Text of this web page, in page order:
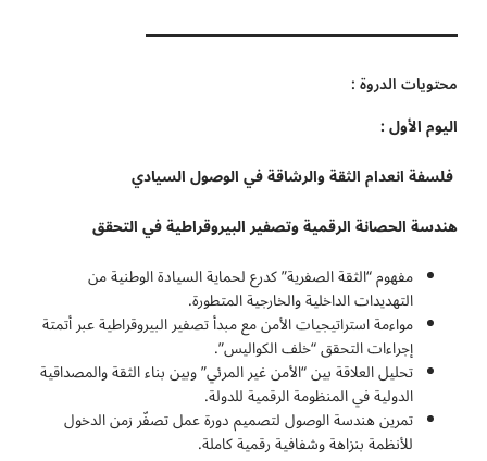
محتويات الدروة :
اليوم الأول :
فلسفة انعدام الثقة والرشاقة في الوصول السيادي
هندسة الحصانة الرقمية وتصفير البيروقراطية في التحقق
مفهوم “الثقة الصفرية” كدرع لحماية السيادة الوطنية من
التهديدات الداخلية والخارجية المتطورة.
مواءمة استراتيجيات الأمن مع مبدأ تصفير البيروقراطية عبر أتمتة
إجراءات التحقق “خلف الكواليس”.
تحليل العلاقة بين “الأمن غير المرئي” وبين بناء الثقة والمصداقية
الدولية في المنظومة الرقمية للدولة.
تمرين هندسة الوصول لتصميم دورة عمل تصفّر زمن الدخول
للأنظمة بنزاهة وشفافية رقمية كاملة.